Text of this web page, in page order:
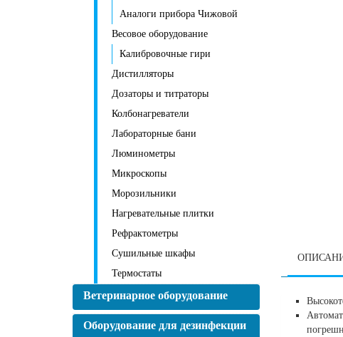
Аналоги прибора Чижовой
Весовое оборудование
Калибровочные гири
Дистилляторы
Дозаторы и титраторы
Колбонагреватели
Лабораторные бани
Люминометры
Микроскопы
Морозильники
Нагревательные плитки
Рефрактометры
Сушильные шкафы
Термостаты
Ветеринарное оборудование
Оборудование для дезинфекции